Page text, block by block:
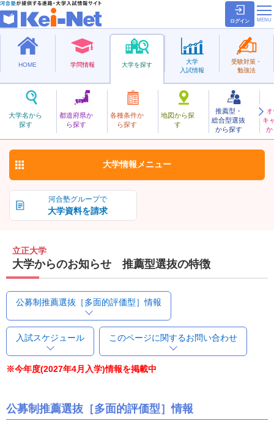
ログイン
HOME 学問情報 大学を探す
大学名から
探す
都道府県か
ら探す
各種条件か
ら探す
地図から探
す
推薦型・
総合型選抜
から探す
キ
か
大学
入試情報
受験対策・
勉強法
私立
りっしょう
立正大学 お気に入り
河合塾グループで
大学資料を請求
大学情報 メニュー
立正大学
大学からのお知らせ 推薦型選抜の特徴
公募制推薦選抜［多面的評価型］情報
入試スケジュール このページに関するお問い合わせ
※今年度(2027年4月入学)情報を掲載中
公募制推薦選抜［多面的評価型］情報